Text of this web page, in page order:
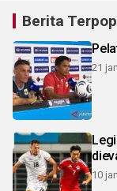
Berita
21
10